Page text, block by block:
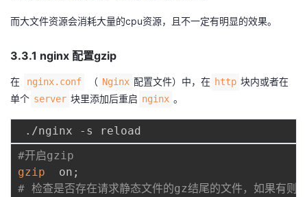
而大文件资源会消耗大量的cpu资源，且不一定有明显的效果。
3.3.1 nginx 配置gzip
在 nginx.conf （ Nginx 配置文件）中，在 http 块内或者在
单个 server 块里添加后重启 nginx 。
#开启gzip
gzip
  on
;
# 检查是否存在请求静态文件的gz结尾的文件，如果有则